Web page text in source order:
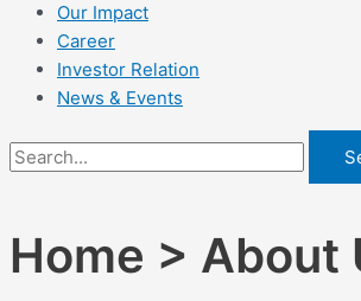
Our Impact
Career
Investor Relation
News & Events
Home > About